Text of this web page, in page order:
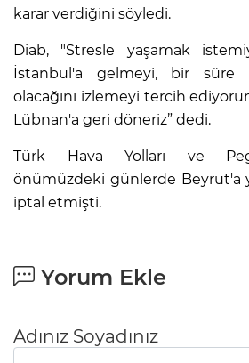
karar verdiğini söyledi.
Diab, "Stresle yaşamak
İstanbul'a gelmeyi, bir süre
olacağını izlemeyi tercih
Lübnan'a geri döneriz” dedi.
Türk Hava Yolları ve
önümüzdeki günlerde Beyrut'a
iptal etmişti.
Yorum Ekle
Adınız Soyadınız